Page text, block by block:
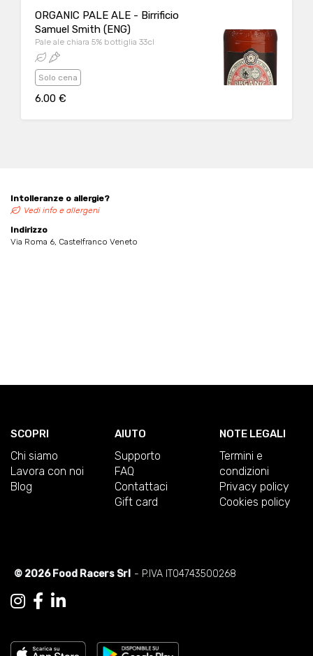
ORGANIC PALE ALE - Birrificio
Samuel Smith (ENG)
Pale ale chiara 5% bottiglia 33cl
Solo cena
6.00 €
Intolleranze o allergie?
Vedi info e allergeni
Indirizzo
Via Roma 6, Castelfranco Veneto
SCOPRI
Chi siamo
Lavora con noi
Blog
AIUTO
Supporto
FAQ
Contattaci
Gift card
NOTE LEGALI
Termini e
condizioni
Privacy policy
Cookies policy
© 2026 Food Racers Srl - P.IVA IT04743500268